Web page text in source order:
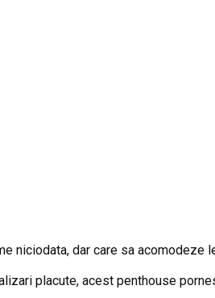
niciodata, dar care sa acomodeze
placute, acest penthouse